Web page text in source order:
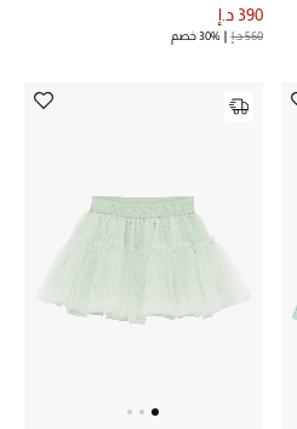
390 د.إ
560 د.إ 30% خصم